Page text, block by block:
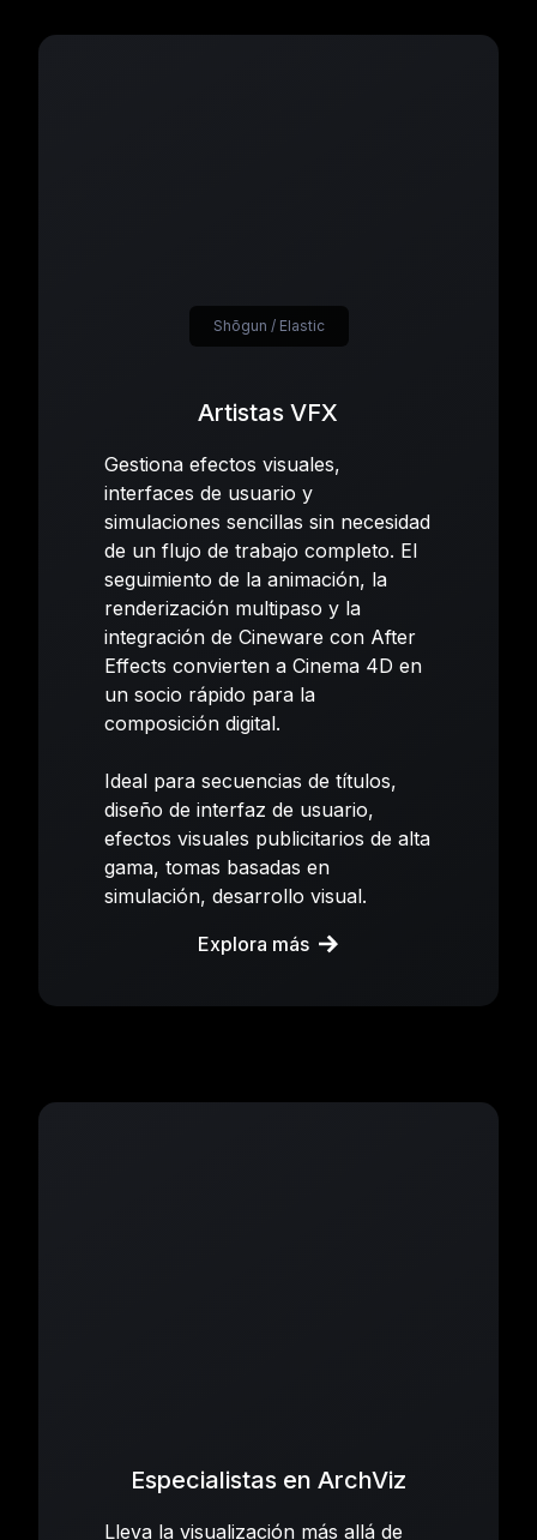
Artistas VFX
Gestiona efectos visuales,
interfaces de usuario y
simulaciones sencillas sin necesidad
de un flujo de trabajo completo. El
seguimiento de la animación, la
renderización multipaso y la
integración de Cineware con After
Effects convierten a Cinema 4D en
un socio rápido para la
composición digital.
Ideal para secuencias de títulos,
diseño de interfaz de usuario,
efectos visuales publicitarios de alta
gama, tomas basadas en
simulación, desarrollo visual.
Explora más
Shōgun / Elastic
Especialistas en ArchViz
Lleva la visualización más allá de